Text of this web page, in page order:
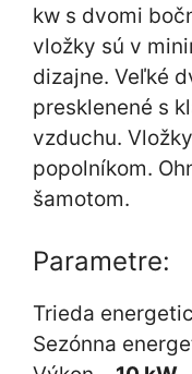
kw s dvomi
vložky sú v
dizajne. Veľké
presklenené s
vzduchu.
popolníkom.
šamotom.
Parametre:
Trieda
Sezónna